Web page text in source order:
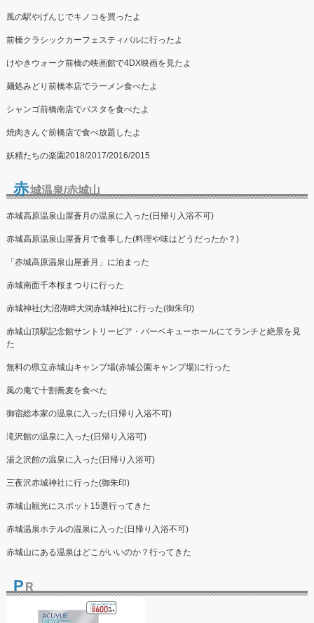
風の駅やげんじでキノコを買ったよ
前橋クラシックカーフェスティバルに行ったよ
けやきウォーク前橋の映画館で4DX映画を見たよ
麺処みどり前橋本店でラーメン食べたよ
シャンゴ前橋南店でパスタを食べたよ
焼肉きんぐ前橋店で食べ放題したよ
妖精たちの楽園2018/2017/2016/2015
赤城温泉/赤城山
赤城高原温泉山屋蒼月の温泉に入った(日帰り入浴不可)
赤城高原温泉山屋蒼月で食事した(料理や味はどうだったか？)
「赤城高原温泉山屋蒼月」に泊まった
赤城南面千本桜まつりに行った
赤城神社(大沼湖畔大洞赤城神社)に行った(御朱印)
赤城山頂駅記念館サントリービア・バーベキューホールにてランチと絶景を見
た
無料の県立赤城山キャンプ場(赤城公園キャンプ場)に行った
風の庵で十割蕎麦を食べた
御宿総本家の温泉に入った(日帰り入浴不可)
滝沢館の温泉に入った(日帰り入浴可)
湯之沢館の温泉に入った(日帰り入浴可)
三夜沢赤城神社に行った(御朱印)
赤城山観光にスポット15選行ってきた
赤城温泉ホテルの温泉に入った(日帰り入浴不可)
赤城山にある温泉はどこがいいのか？行ってきた
P R